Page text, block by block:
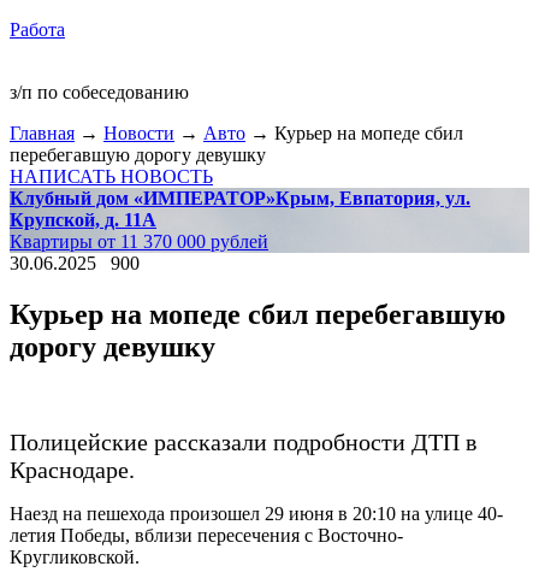
Работа
з/п по собеседованию
Главная → Новости → Авто → Курьер на мопеде сбил
перебегавшую дорогу девушку
НАПИСАТЬ НОВОСТЬ
Клубный дом «ИМПЕРАТОР»Крым, Евпатория, ул.
Крупской, д. 11А
Квартиры от 11 370 000 рублей
30.06.2025
900
Курьер на мопеде сбил перебегавшую
дорогу девушку
Полицейские рассказали подробности ДТП в
Краснодаре.
Наезд на пешехода произошел 29 июня в 20:10 на улице 40-
летия Победы, вблизи пересечения с Восточно-
Кругликовской.